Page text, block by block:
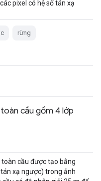
pixel có hệ số tán xạ
rừng
cầu gồm 4 lớp
cầu được tạo bằng
xạ ngược) trong ảnh